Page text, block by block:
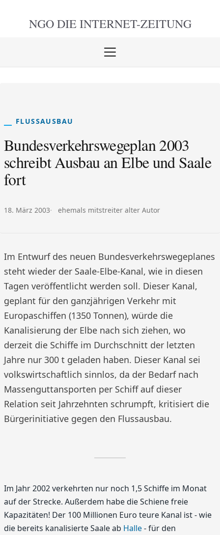
NGO DIE INTERNET-ZEITUNG
Menü
FLUSSAUSBAU
Bundesverkehrswegeplan 2003
schreibt Ausbau an Elbe und Saale
fort
Veröffentlicht am:
18. März 2003 Autor:
ehemals mitstreiter alter Autor
Im Entwurf des neuen Bundesverkehrswegeplanes
steht wieder der Saale-Elbe-Kanal, wie in diesen
Tagen veröffentlicht werden soll. Dieser Kanal,
geplant für den ganzjährigen Verkehr mit
Europaschiffen (1350 Tonnen), würde die
Kanalisierung der Elbe nach sich ziehen, wo
derzeit die Schiffe im Durchschnitt der letzten
Jahre nur 300 t geladen haben. Dieser Kanal sei
volkswirtschaftlich sinnlos, da der Bedarf nach
Massenguttansporten per Schiff auf dieser
Relation seit Jahrzehnten schrumpft, kritisiert die
Bürgerinitiative gegen den Flussausbau.
Im Jahr 2002 verkehrten nur noch 1,5 Schiffe im Monat
auf der Strecke. Außerdem habe die Schiene freie
Kapazitäten! Der 100 Millionen Euro teure Kanal ist - wie
die bereits kanalisierte Saale ab Halle- für den